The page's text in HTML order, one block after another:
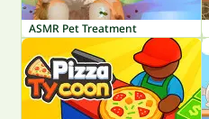
ASMR Pet Treatment